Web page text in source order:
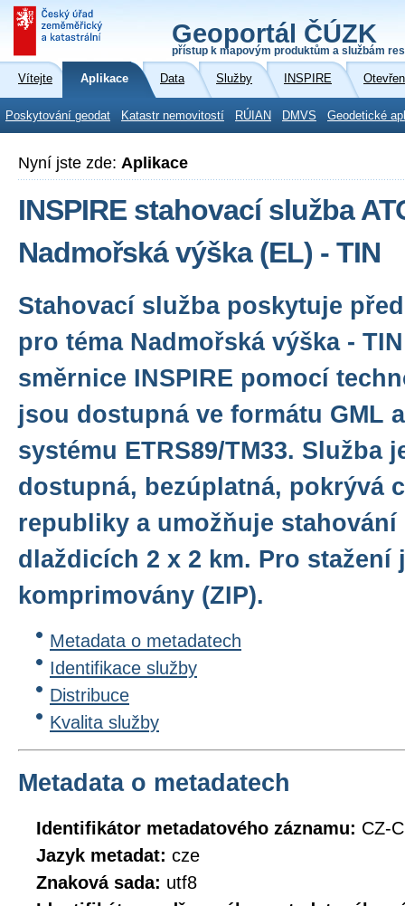
Geoportál ČÚZK
přístup k mapovým produktům a službám
Vítejte Aplikace Data Služby INSPIRE
Poskytování geodat Katastr nemovitostí RÚIAN DMVS Geodetické
Nyní jste zde: Aplikace
INSPIRE stahovací služba
Nadmořská výška (EL) - TIN
Stahovací služba poskytuje
pro téma Nadmořská výška -
směrnice INSPIRE pomocí
jsou dostupná ve formátu GML
systému ETRS89/TM33. Služba
dostupná, bezúplatná, pokrývá
republiky a umožňuje
dlaždicích 2 x 2 km. Pro stažení
komprimovány (ZIP).
Metadata o metadatech
Identifikace služby
Distribuce
Kvalita služby
Metadata o metadatech
Identifikátor metadatového záznamu: CZ-
Jazyk metadat: cze
Znaková sada: utf8